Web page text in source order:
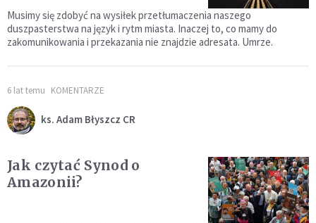
Musimy się zdobyć na wysiłek przetłumaczenia naszego
duszpasterstwa na język i rytm miasta. Inaczej to, co mamy do
zakomunikowania i przekazania nie znajdzie adresata. Umrze.
6 lat temu KOMENTARZE
ks. Adam Błyszcz CR
Jak czytać Synod o
Amazonii?